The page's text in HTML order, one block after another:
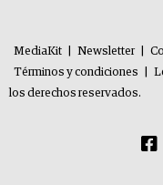
MediaKit Newsletter
Términos y condiciones
los derechos reservados.